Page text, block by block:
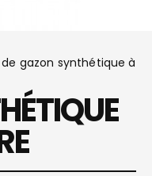
gazon synthétique à